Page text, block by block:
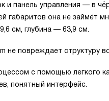
и панель управления — в
габаритов она не займёт
см, глубина — 63,9 см.
не повреждает структуру
с помощью легкого
понятный интерфейс.